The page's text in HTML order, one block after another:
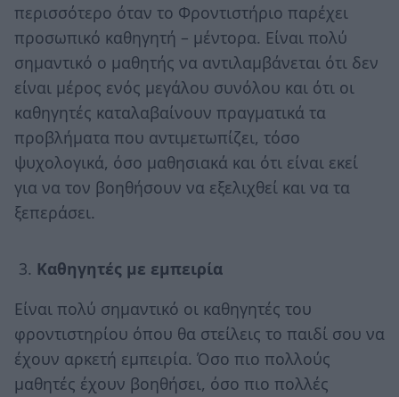
περισσότερο όταν το Φροντιστήριο παρέχει
προσωπικό καθηγητή – μέντορα. Είναι πολύ
σημαντικό ο μαθητής να αντιλαμβάνεται ότι δεν
είναι μέρος ενός μεγάλου συνόλου και ότι οι
καθηγητές καταλαβαίνουν πραγματικά τα
προβλήματα που αντιμετωπίζει, τόσο
ψυχολογικά, όσο μαθησιακά και ότι είναι εκεί
για να τον βοηθήσουν να εξελιχθεί και να τα
ξεπεράσει.
Καθηγητές με εμπειρία
Είναι πολύ σημαντικό οι καθηγητές του
φροντιστηρίου όπου θα στείλεις το παιδί σου να
έχουν αρκετή εμπειρία. Όσο πιο πολλούς
μαθητές έχουν βοηθήσει, όσο πιο πολλές